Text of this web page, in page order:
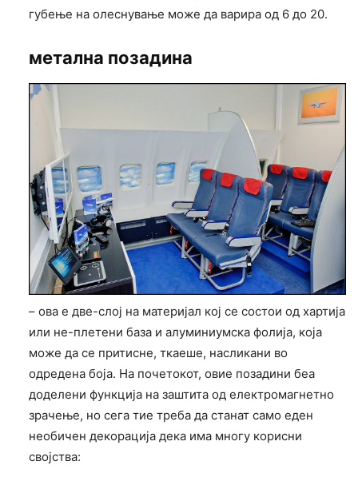
губење на олеснување може да варира од 6 до 20.
метална позадина
– ова е две-слој на материјал кој се состои од хартија
или не-плетени база и алуминиумска фолија, која
може да се притисне, ткаеше, насликани во
одредена боја. На почетокот, овие позадини беа
доделени функција на заштита од електромагнетно
зрачење, но сега тие треба да станат само еден
необичен декорација дека има многу корисни
својства: